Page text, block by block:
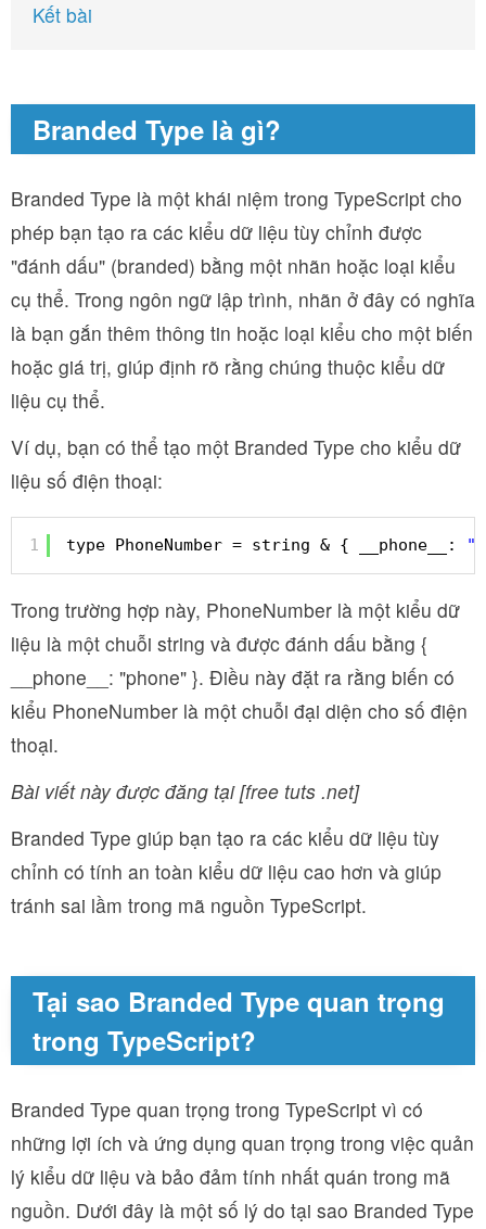
Kết bài
Branded Type là gì?
Branded Type là một khái niệm trong TypeScript cho
phép bạn tạo ra các kiểu dữ liệu tùy chỉnh được
"đánh dấu" (branded) bằng một nhãn hoặc loại kiểu
cụ thể. Trong ngôn ngữ lập trình, nhãn ở đây có nghĩa
là bạn gắn thêm thông tin hoặc loại kiểu cho một biến
hoặc giá trị, giúp định rõ rằng chúng thuộc kiểu dữ
liệu cụ thể.
Ví dụ, bạn có thể tạo một Branded Type cho kiểu dữ
liệu số điện thoại:
1 type PhoneNumber = string & { __phone__:
Trong trường hợp này, PhoneNumber là một kiểu dữ
liệu là một chuỗi string và được đánh dấu bằng {
__phone__: "phone" }. Điều này đặt ra rằng biến có
kiểu PhoneNumber là một chuỗi đại diện cho số điện
thoại.
Bài viết này được đăng tại [free tuts .net]
Branded Type giúp bạn tạo ra các kiểu dữ liệu tùy
chỉnh có tính an toàn kiểu dữ liệu cao hơn và giúp
tránh sai lầm trong mã nguồn TypeScript.
Tại sao Branded Type quan trọng
trong TypeScript?
Branded Type quan trọng trong TypeScript vì có
những lợi ích và ứng dụng quan trọng trong việc quản
lý kiểu dữ liệu và bảo đảm tính nhất quán trong mã
nguồn. Dưới đây là một số lý do tại sao Branded Type